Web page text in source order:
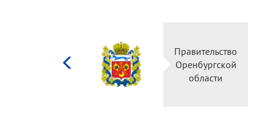
Правительство
Оренбургской
области